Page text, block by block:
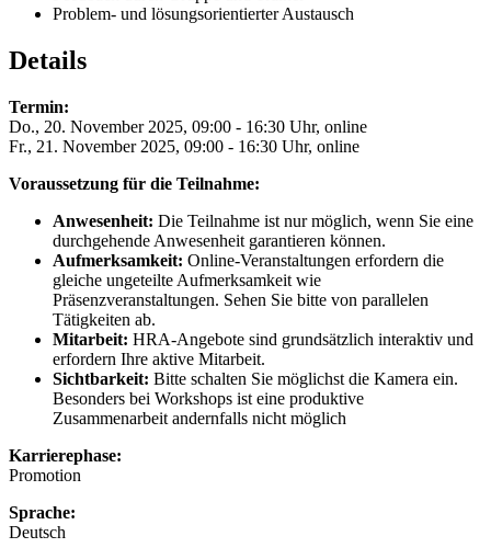
Problem- und lösungsorientierter Austausch
Details
Termin:
Do., 20. November 2025, 09:00 - 16:30 Uhr, online
Fr., 21. November 2025, 09:00 - 16:30 Uhr, online
Voraussetzung für die Teilnahme:
Anwesenheit: Die Teilnahme ist nur möglich, wenn Sie eine
durchgehende Anwesenheit garantieren können.
Aufmerksamkeit: Online-Veranstaltungen erfordern die
gleiche ungeteilte Aufmerksamkeit wie
Präsenzveranstaltungen. Sehen Sie bitte von parallelen
Tätigkeiten ab.
Mitarbeit: HRA-Angebote sind grundsätzlich interaktiv und
erfordern Ihre aktive Mitarbeit.
Sichtbarkeit: Bitte schalten Sie möglichst die Kamera ein.
Besonders bei Workshops ist eine produktive
Zusammenarbeit andernfalls nicht möglich
Karrierephase:
Promotion
Sprache:
Deutsch